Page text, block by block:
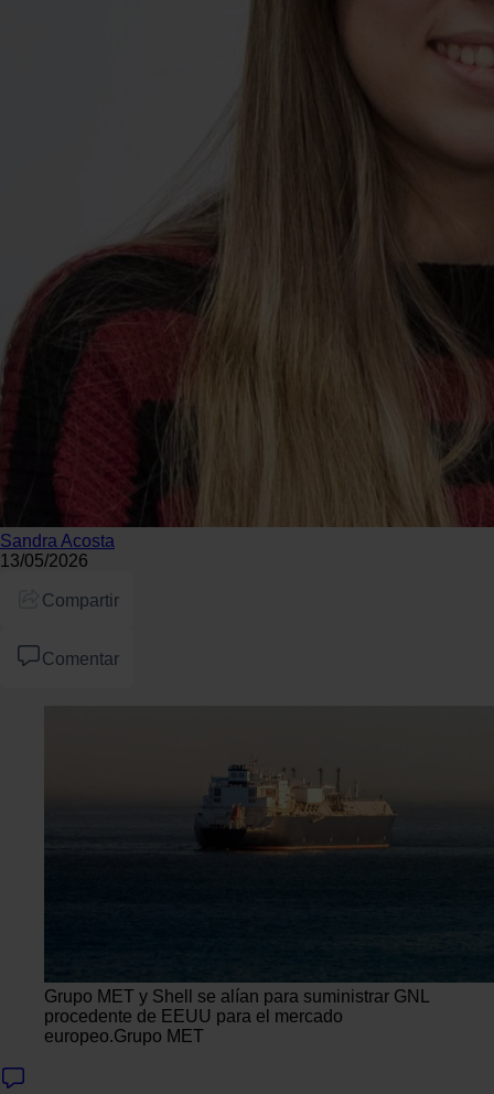
Sandra Acosta
13/05/2026
Compartir
Comentar
Grupo MET y Shell se alían para suministrar GNL
procedente de EEUU para el mercado
europeo.Grupo MET